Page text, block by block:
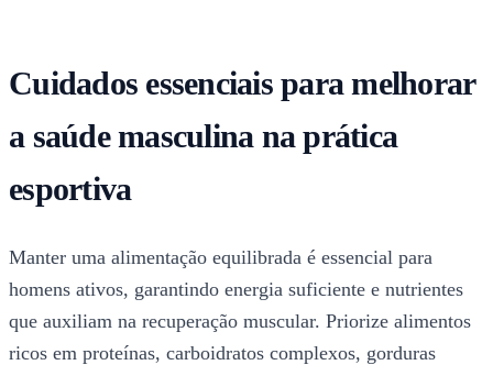
Cuidados essenciais para melhorar
a saúde masculina na prática
esportiva
Manter uma alimentação equilibrada é essencial para
homens ativos, garantindo energia suficiente e nutrientes
que auxiliam na recuperação muscular. Priorize alimentos
ricos em proteínas, carboidratos complexos, gorduras